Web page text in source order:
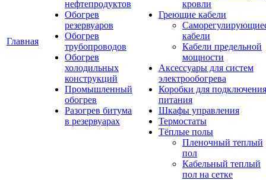
Главная
нефтепродуктов
Обогрев
резервуаров
Обогрев
трубопроводов
Обогрев
холодильных
конструкций
Промышленный
обогрев
Разогрев битума
в резервуарах
кровли
Греющие кабели
кабели
Кабели предельной
мощности
Аксессуары для систем
электрообогрева
Коробки для подключения
питания
Шкафы управления
Термостаты
Тёплые полы
Пленочный теплый
пол
Кабельный теплый
пол на сетке